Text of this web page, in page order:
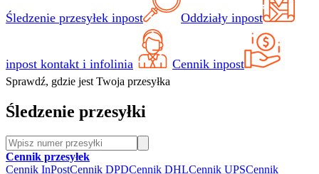
Śledzenie przesyłek inpost Oddziały inpost
inpost kontakt i infolinia Cennik inpost
Sprawdź, gdzie jest Twoja przesyłka
Śledzenie przesyłki
Cennik przesyłek
Cennik InPostCennik DPDCennik DHLCennik UPSCennik